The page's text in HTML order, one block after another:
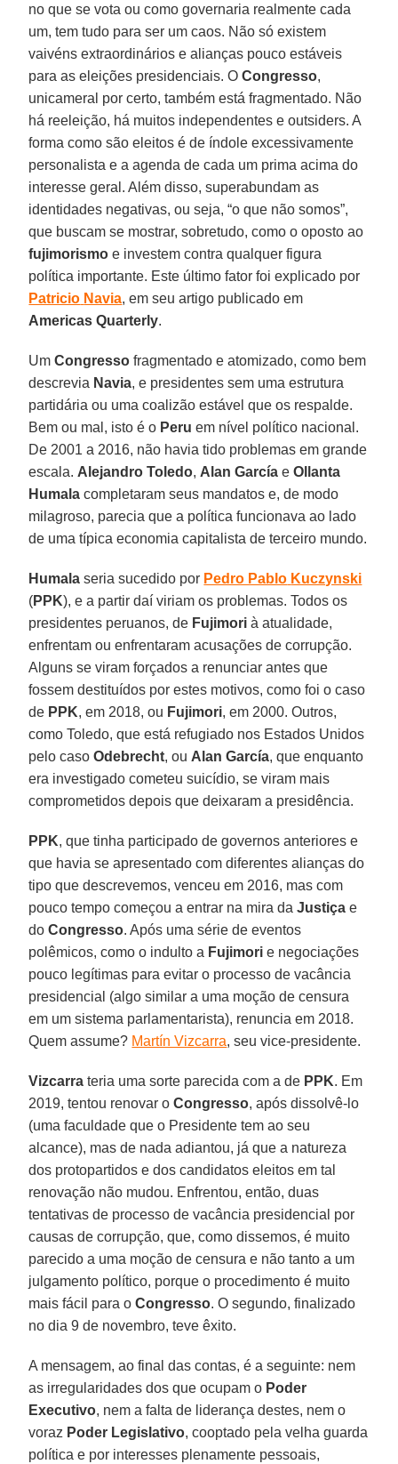
no que se vota ou como governaria realmente cada
um, tem tudo para ser um caos. Não só existem
vaivéns extraordinários e alianças pouco estáveis
para as eleições presidenciais. OCongresso,
unicameral por certo, também está fragmentado. Não
há reeleição, há muitos independentes e outsiders. A
forma como são eleitos é de índole excessivamente
personalista e a agenda de cada um prima acima do
interesse geral. Além disso, superabundam as
identidades negativas, ou seja, “o que não somos”,
que buscam se mostrar, sobretudo, como o oposto ao
fujimorismo e investem contra qualquer figura
política importante. Este último fator foi explicado por
Patricio Navia, em seu artigo publicado em
Americas Quarterly.
UmCongresso fragmentado e atomizado, como bem
descrevia Navia, e presidentes sem uma estrutura
partidária ou uma coalizão estável que os respalde.
Bem ou mal, isto é o Peru em nível político nacional.
De 2001 a 2016, não havia tido problemas em grande
escala. Alejandro Toledo, Alan García eOllanta
Humala completaram seus mandatos e, de modo
milagroso, parecia que a política funcionava ao lado
de uma típica economia capitalista de terceiro mundo.
Humala seria sucedido por Pedro Pablo Kuczynski
(PPK), e a partir daí viriam os problemas. Todos os
presidentes peruanos, de Fujimori à atualidade,
enfrentam ou enfrentaram acusações de corrupção.
Alguns se viram forçados a renunciar antes que
fossem destituídos por estes motivos, como foi o caso
de PPK, em 2018, ou Fujimori, em 2000. Outros,
como Toledo, que está refugiado nos Estados Unidos
pelo casoOdebrecht, ou Alan García, que enquanto
era investigado cometeu suicídio, se viram mais
comprometidos depois que deixaram a presidência.
PPK, que tinha participado de governos anteriores e
que havia se apresentado com diferentes alianças do
tipo que descrevemos, venceu em 2016, mas com
pouco tempo começou a entrar na mira daJustiça e
doCongresso. Após uma série de eventos
polêmicos, como o indulto a Fujimori e negociações
pouco legítimas para evitar o processo de vacância
presidencial (algo similar a uma moção de censura
em um sistema parlamentarista), renuncia em 2018.
Quem assume? Martín Vizcarra, seu vice-presidente.
Vizcarra teria uma sorte parecida com a de PPK. Em
2019, tentou renovar oCongresso, após dissolvê-lo
(uma faculdade que o Presidente tem ao seu
alcance), mas de nada adiantou, já que a natureza
dos protopartidos e dos candidatos eleitos em tal
renovação não mudou. Enfrentou, então, duas
tentativas de processo de vacância presidencial por
causas de corrupção, que, como dissemos, é muito
parecido a uma moção de censura e não tanto a um
julgamento político, porque o procedimento é muito
mais fácil para oCongresso. O segundo, finalizado
no dia 9 de novembro, teve êxito.
A mensagem, ao final das contas, é a seguinte: nem
as irregularidades dos que ocupam o Poder
Executivo, nem a falta de liderança destes, nem o
voraz Poder Legislativo, cooptado pela velha guarda
política e por interesses plenamente pessoais,